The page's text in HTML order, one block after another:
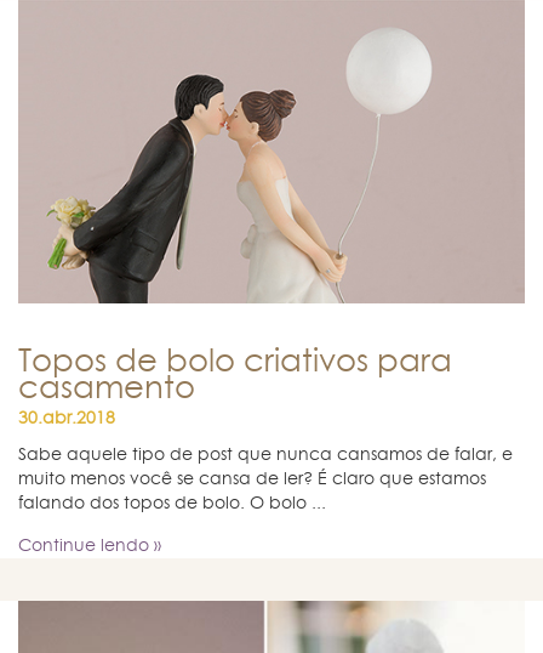
Topos de bolo criativos para
casamento
30.abr.2018
Sabe aquele tipo de post que nunca cansamos de falar, e
muito menos você se cansa de ler? É claro que estamos
falando dos topos de bolo. O bolo ...
Continue lendo »